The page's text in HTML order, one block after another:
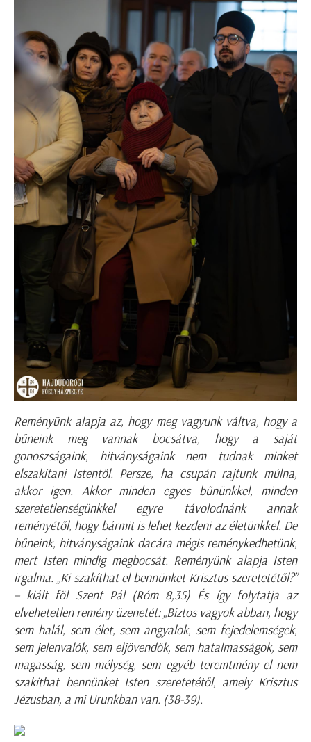
Reményünk alapja az, hogy meg vagyunk váltva, hogy a
bűneink meg vannak bocsátva, hogy a saját
gonoszságaink, hitványságaink nem tudnak minket
elszakítani Istentől. Persze, ha csupán rajtunk múlna,
akkor igen. Akkor minden egyes bűnünkkel, minden
szeretetlenségünkkel egyre távolodnánk annak
reményétől, hogy bármit is lehet kezdeni az életünkkel. De
bűneink, hitványságaink dacára mégis reménykedhetünk,
mert Isten mindig megbocsát. Reményünk alapja Isten
irgalma. „Ki szakíthat el bennünket Krisztus szeretetétől?”
– kiált föl Szent Pál (Róm 8,35) És így folytatja az
elvehetetlen remény üzenetét: „Biztos vagyok abban, hogy
sem halál, sem élet, sem angyalok, sem fejedelemségek,
sem jelenvalók, sem eljövendők, sem hatalmasságok, sem
magasság, sem mélység, sem egyéb teremtmény el nem
szakíthat bennünket Isten szeretetétől, amely Krisztus
Jézusban, a mi Urunkban van. (38-39).